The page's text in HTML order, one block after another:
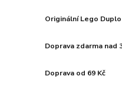
Originální Lego Duplo
Doprava zdarma nad
Doprava od 69 Kč